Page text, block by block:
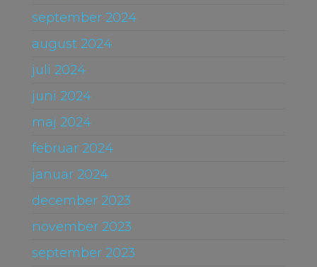
september 2024
august 2024
juli 2024
juni 2024
maj 2024
februar 2024
januar 2024
december 2023
november 2023
september 2023